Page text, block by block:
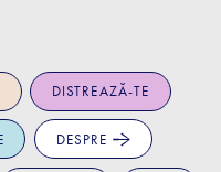
DISTREAZĂ-TE
DESPRE